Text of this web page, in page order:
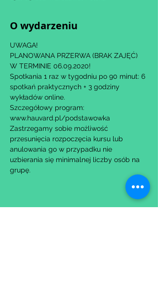
O wydarzeniu
UWAGA!
PLANOWANA PRZERWA (BRAK ZAJĘĆ)
W TERMINIE 06.09.2020!
Spotkania 1 raz w tygodniu po 90 minut: 6
spotkań praktycznych + 3 godziny
wykładów online.
Szczegółowy program:
www.hauvard.pl/podstawowka
Zastrzegamy sobie możliwość
przesunięcia rozpoczęcia kursu lub
anulowania go w przypadku nie
uzbierania się minimalnej liczby osób na
grupę.